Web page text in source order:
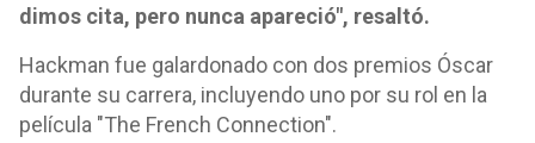
dimos cita, pero nunca apareció", resaltó.
Hackman fue galardonado con dos premios Óscar
durante su carrera, incluyendo uno por su rol en la
película "The French Connection".